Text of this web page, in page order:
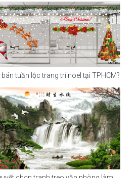
bán tuần lộc trang trí noel tại TPHCM?